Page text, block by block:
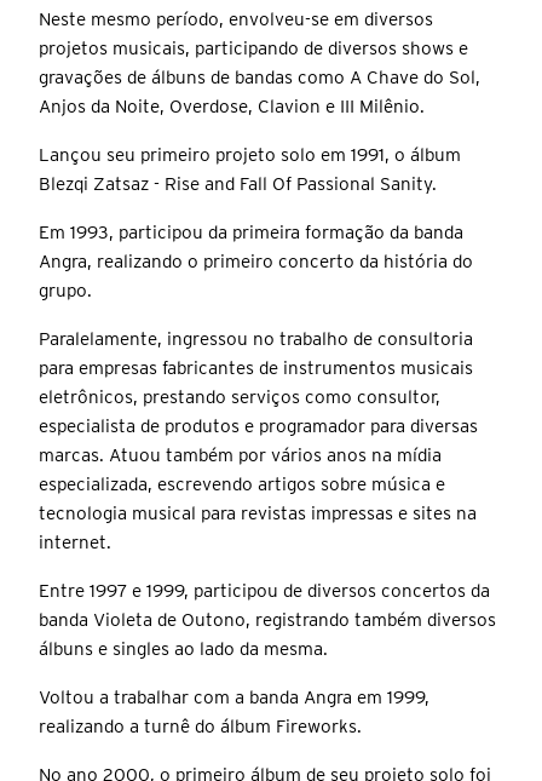
Neste mesmo período, envolveu-se em diversos
projetos musicais, participando de diversos shows e
gravações de álbuns de bandas como A Chave do Sol,
Anjos da Noite, Overdose, Clavion e III Milênio.
Lançou seu primeiro projeto solo em 1991, o álbum
Blezqi Zatsaz - Rise and Fall Of Passional Sanity.
Em 1993, participou da primeira formação da banda
Angra, realizando o primeiro concerto da história do
grupo.
Paralelamente, ingressou no trabalho de consultoria
para empresas fabricantes de instrumentos musicais
eletrônicos, prestando serviços como consultor,
especialista de produtos e programador para diversas
marcas. Atuou também por vários anos na mídia
especializada, escrevendo artigos sobre música e
tecnologia musical para revistas impressas e sites na
internet.
Entre 1997 e 1999, participou de diversos concertos da
banda Violeta de Outono, registrando também diversos
álbuns e singles ao lado da mesma.
Voltou a trabalhar com a banda Angra em 1999,
realizando a turnê do álbum Fireworks.
No ano 2000, o primeiro álbum de seu projeto solo foi